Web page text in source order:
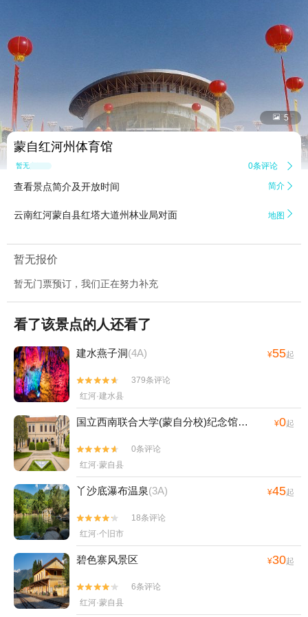
 5
蒙自红河州体育馆
暂无点评 0条评论 
查看景点简介及开放时间 简介 
云南红河蒙自县红塔大道州林业局对面 地图 
暂无报价
暂无门票预订，我们正在努力补充
看了该景点的人还看了
建水燕子洞(4A) ¥55起


379条评论
红河·建水县
国立西南联合大学(蒙自分校)纪念馆
(4A) ¥0起


0条评论
红河·蒙自县
丫沙底瀑布温泉(3A) ¥45起


18条评论
红河·个旧市
碧色寨风景区 ¥30起


6条评论
红河·蒙自县